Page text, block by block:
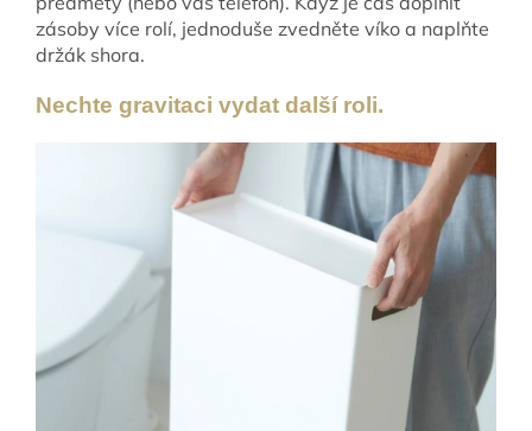
zásoby více rolí, jednoduše zvedněte víko a naplňte
držák shora.
Nechte gravitaci vydat další roli.